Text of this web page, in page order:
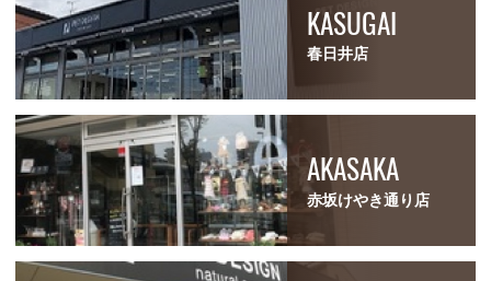
KASUGAI
春日井店
AKASAKA
赤坂けやき通り店